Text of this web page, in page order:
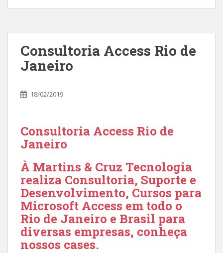
Consultoria Access Rio de
Janeiro
18/02/2019
Consultoria Access Rio de
Janeiro
À Martins & Cruz Tecnologia
realiza Consultoria, Suporte e
Desenvolvimento, Cursos para
Microsoft Access em todo o
Rio de Janeiro e Brasil para
diversas empresas, conheça
nossos cases.